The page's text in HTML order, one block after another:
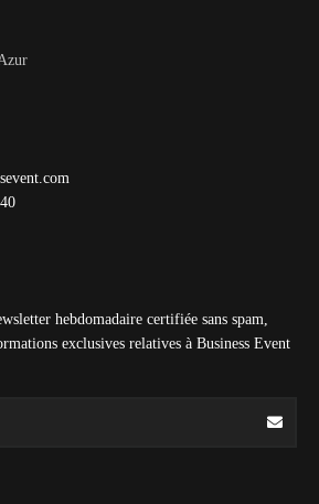
hebdomadaire certifiée sans spam,
exclusives relatives à Business Event